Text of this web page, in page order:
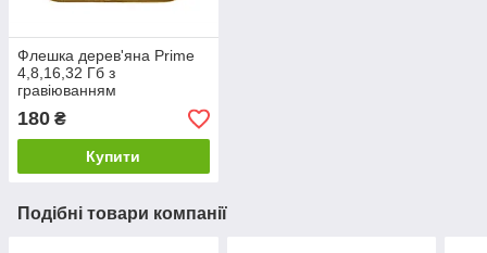
Флешка дерев'яна Prime
4,8,16,32 Гб з
гравіюванням
180 ₴
Купити
Подібні товари компанії